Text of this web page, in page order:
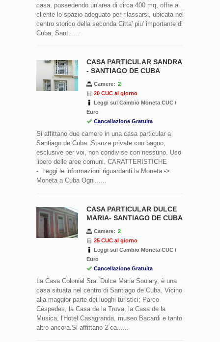
casa, possedendo un'area di circa 400 mq, offre al
cliente lo spazio adeguato per rilassarsi, ubicata nel
centro storico della seconda Citta' piu' importante di
Cuba, Sant......
CASA PARTICULAR SANDRA
- SANTIAGO DE CUBA
Camere: 2
20 CUC al giorno
Leggi sul Cambio Moneta CUC /
Euro
Cancellazione Gratuita
Si affittano due camere in una casa particular a
Santiago de Cuba. Stanze private con bagno,
esclusive per voi, non condivise con nessuno. Uso
libero delle aree comuni. CARATTERISTICHE
- Leggi le informazioni riguardanti la Moneta ->
Moneta a Cuba Ogni......
CASA PARTICULAR DULCE
MARIA- SANTIAGO DE CUBA
Camere: 2
25 CUC al giorno
Leggi sul Cambio Moneta CUC /
Euro
Cancellazione Gratuita
La Casa Colonial Sra. Dulce Maria Soulary, è una
casa situata nel centro di Santiago de Cuba. Vicino
alla maggior parte dei luoghi turistici; Parco
Céspedes, la Casa de la Trova, la Casa de la
Musica, l'Hotel Casagranda, museo Bacardi e tanto
altro ancora.Si affittano 2 ca......